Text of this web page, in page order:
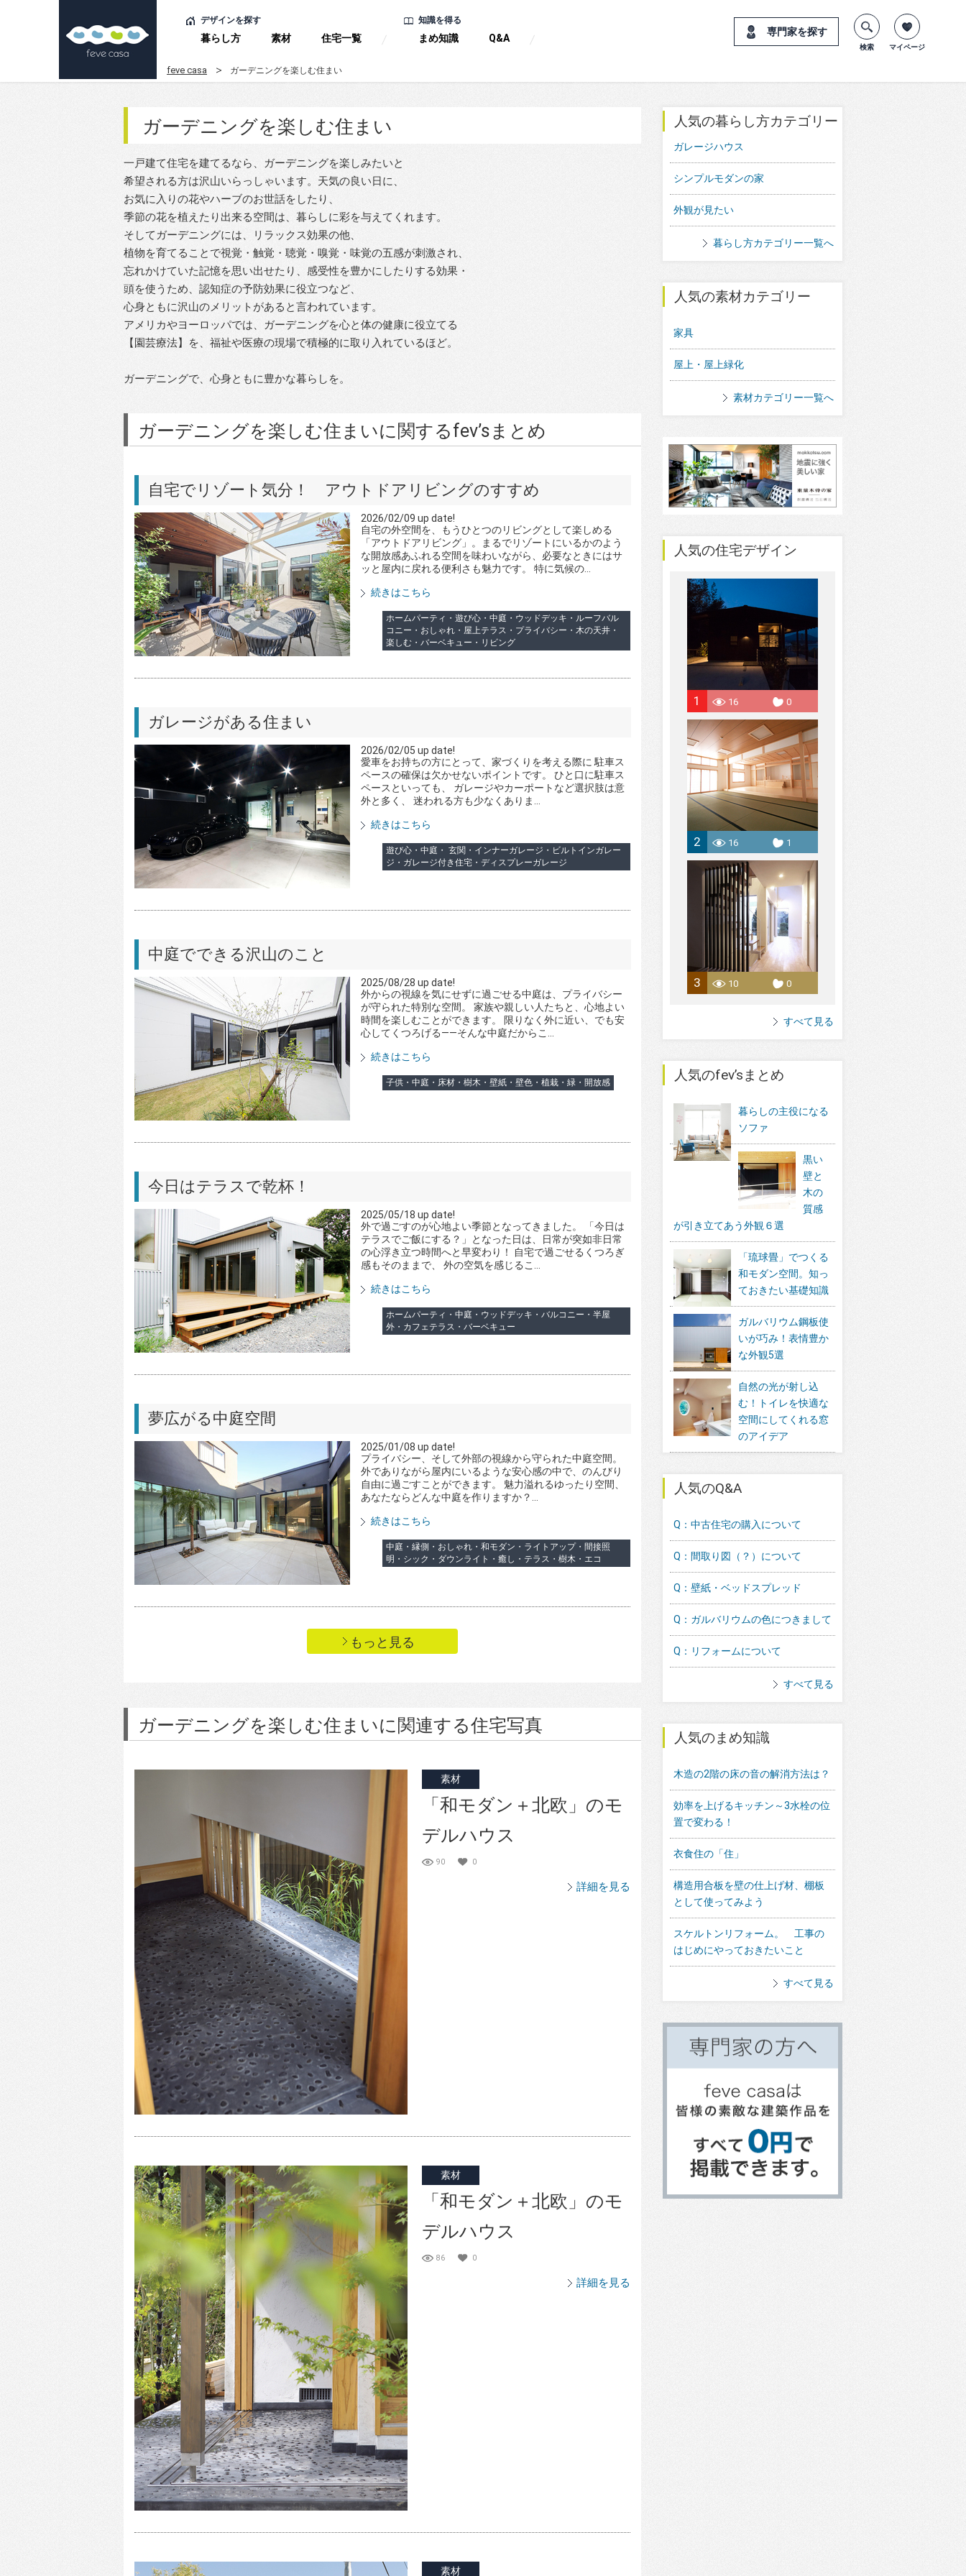
デザインを探す
暮らし方 素材 住宅一覧
知識を得る
まめ知識 Q&A
専門家を探す
検索 マイページ
feve casa ガーデニングを楽しむ住まい
ガーデニングを楽しむ住まい
一戸建て住宅を建てるなら、ガーデニングを楽しみたいと
希望される方は沢山いらっしゃいます。天気の良い日に、
お気に入りの花やハーブのお世話をしたり、
季節の花を植えたり出来る空間は、暮らしに彩を与えてくれます。
そしてガーデニングには、リラックス効果の他、
植物を育てることで視覚・触覚・聴覚・嗅覚・味覚の五感が刺激され、
忘れかけていた記憶を思い出せたり、感受性を豊かにしたりする効果・
頭を使うため、認知症の予防効果に役立つなど、
心身ともに沢山のメリットがあると言われています。
アメリカやヨーロッパでは、ガーデニングを心と体の健康に役立てる
【園芸療法】を、福祉や医療の現場で積極的に取り入れているほど。
ガーデニングで、心身ともに豊かな暮らしを。
ガーデニングを楽しむ住まいに関するfev’sまとめ
自宅でリゾート気分！ アウトドアリビングのすすめ
2026/02/09 up date!
自宅の外空間を、もうひとつのリビングとして楽しめる
「アウトドアリビング」。まるでリゾートにいるかのよう
な開放感あふれる空間を味わいながら、必要なときにはサ
ッと屋内に戻れる便利さも魅力です。 特に気候の...
続きはこちら
ホームパーティ・遊び心・中庭・ウッドデッキ・ルーフバル
コニー・おしゃれ・屋上テラス・プライバシー・木の天井・
楽しむ・バーベキュー・リビング
ガレージがある住まい
2026/02/05 up date!
愛車をお持ちの方にとって、家づくりを考える際に 駐車ス
ペースの確保は欠かせないポイントです。 ひと口に駐車ス
ペースといっても、 ガレージやカーポートなど選択肢は意
外と多く、 迷われる方も少なくありま...
続きはこちら
遊び心・中庭・ 玄関・インナーガレージ・ビルトインガレー
ジ・ガレージ付き住宅・ディスプレーガレージ
中庭でできる沢山のこと
2025/08/28 up date!
外からの視線を気にせずに過ごせる中庭は、プライバシー
が守られた特別な空間。 家族や親しい人たちと、心地よい
時間を楽しむことができます。 限りなく外に近い、でも安
心してくつろげる――そんな中庭だからこ...
続きはこちら
子供・中庭・床材・樹木・壁紙・壁色・植栽・緑・開放感
今日はテラスで乾杯！
2025/05/18 up date!
外で過ごすのが心地よい季節となってきました。 「今日は
テラスでご飯にする？」となった日は、日常が突如非日常
の心浮き立つ時間へと早変わり！ 自宅で過ごせるくつろぎ
感もそのままで、 外の空気を感じるこ...
続きはこちら
ホームパーティ・中庭・ウッドデッキ・バルコニー・半屋
外・カフェテラス・バーベキュー
夢広がる中庭空間
2025/01/08 up date!
プライバシー、そして外部の視線から守られた中庭空間。
外でありながら屋内にいるような安心感の中で、のんびり
自由に過ごすことができます。 魅力溢れるゆったり空間、
あなたならどんな中庭を作りますか？...
続きはこちら
中庭・縁側・おしゃれ・和モダン・ライトアップ・間接照
明・シック・ダウンライト・癒し・テラス・樹木・エコ
もっと見る
ガーデニングを楽しむ住まいに関連する住宅写真
素材
「和モダン＋北欧」のモ
デルハウス
90 0
詳細を見る
素材
「和モダン＋北欧」のモ
デルハウス
86 0
詳細を見る
素材
人気の暮らし方カテゴリー
ガレージハウス
シンプルモダンの家
外観が見たい
暮らし方カテゴリー一覧へ
人気の素材カテゴリー
家具
屋上・屋上緑化
素材カテゴリー一覧へ
人気の住宅デザイン
1 16 0
2 16 1
3 10 0
すべて見る
人気のfev’sまとめ
暮らしの主役になる
ソファ
黒い
壁と
木の
質感
が引き立てあう外観６選
「琉球畳」でつくる
和モダン空間。知っ
ておきたい基礎知識
ガルバリウム鋼板使
いが巧み！表情豊か
な外観5選
自然の光が射し込
む！トイレを快適な
空間にしてくれる窓
のアイデア
人気のQ&A
Q：中古住宅の購入について
Q：間取り図（？）について
Q：壁紙・ベッドスプレッド
Q：ガルバリウムの色につきまして
Q：リフォームについて
すべて見る
人気のまめ知識
木造の2階の床の音の解消方法は？
効率を上げるキッチン～3水栓の位
置で変わる！
衣食住の「住」
構造用合板を壁の仕上げ材、棚板
として使ってみよう
スケルトンリフォーム。 工事の
はじめにやっておきたいこと
すべて見る